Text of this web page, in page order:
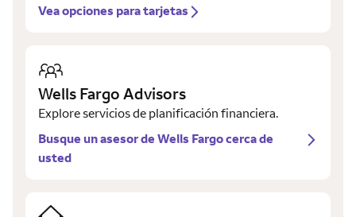
Vea opciones para tarjetas
Wells Fargo Advisors
Explore servicios de planificación financiera.
Busque un asesor de Wells Fargo cerca de
usted